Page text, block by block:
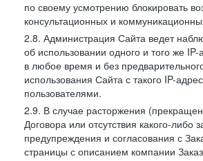
по своему усмотрению блокировать
консультационных и
2.8. Администрация Сайта ведет
об использовании одного и того же
в любое время и без
использования Сайта с такого IP-
пользователями.
2.9. В случае расторжения
Договора или отсутствия какого-
предупреждения и согласования с
страницы с описанием компании